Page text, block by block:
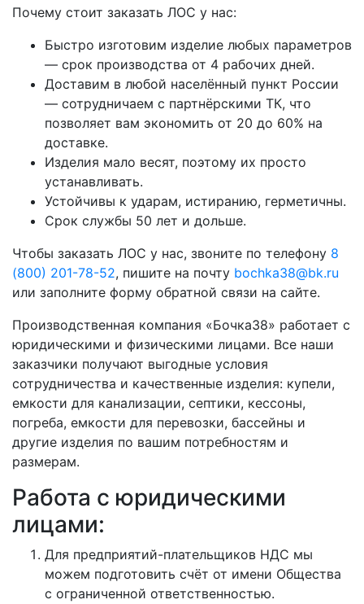
Почему стоит заказать ЛОС у нас:
Быстро изготовим изделие любых параметров
— срок производства от 4 рабочих дней.
Доставим в любой населённый пункт России
— сотрудничаем с партнёрскими ТК, что
позволяет вам экономить от 20 до 60% на
доставке.
Изделия мало весят, поэтому их просто
устанавливать.
Устойчивы к ударам, истиранию, герметичны.
Срок службы 50 лет и дольше.
Чтобы заказать ЛОС у нас, звоните по телефону 8
(800) 201-78-52, пишите на почту bochka38@bk.ru
или заполните форму обратной связи на сайте.
Производственная компания «Бочка38» работает с
юридическими и физическими лицами. Все наши
заказчики получают выгодные условия
сотрудничества и качественные изделия: купели,
емкости для канализации, септики, кессоны,
погреба, емкости для перевозки, бассейны и
другие изделия по вашим потребностям и
размерам.
Работа с юридическими
лицами:
Для предприятий-плательщиков НДС мы
можем подготовить счёт от имени Общества
с ограниченной ответственностью.